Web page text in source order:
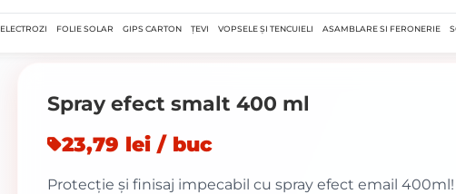
ELECTROZI FOLIE SOLAR GIPS CARTON ȚEVI VOPSELE ȘI TENCUIELI ASAMBLARE SI FERONERIE
Spray efect smalt 400 ml
23,79 lei / buc
Protecție și finisaj impecabil cu spray efect email 400ml!